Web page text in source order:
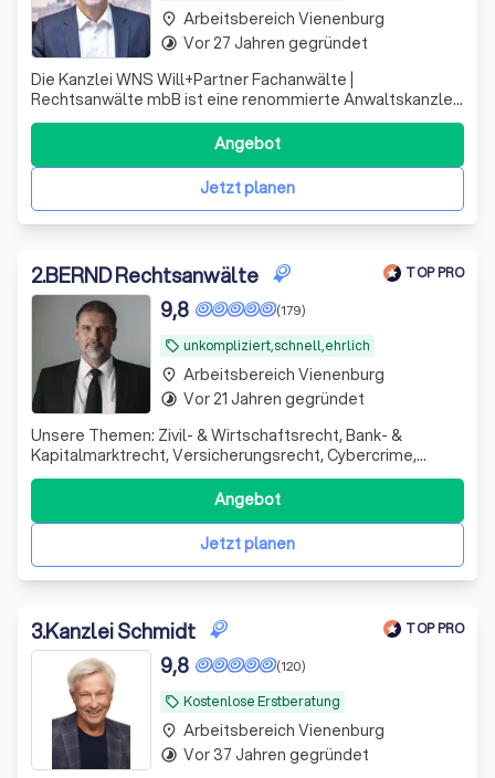
Die Kanzlei WNS Will+Partner Fachanwälte |
Rechtsanwälte mbB ist eine renommierte Anwaltskanzlei,
deren Berufsträger sich auf verschiedene Rechtsgebiete
spezialisiert haben, die sie zu Ihrem Nutzen bündeln.
Unsere erfahrenen Anwälte, Herr Andreas Will, Herr
Gordon Neumann und Herr Dr. Frank Andresen
Jetzt planen
Angebot
place Arbeitsbereich Vienenburg
timelapse Vor 27 Jahren gegründet
2.BERND Rechtsanwälte TOP PRO
local_offer unkompliziert,schnell,ehrlich
(179)
9,8
Unsere Themen: Zivil- & Wirtschaftsrecht, Bank- &
Kapitalmarktrecht, Versicherungsrecht, Cybercrime,
Wirtschaftsstrafrecht - - Unsere Arbeitsweise:
unkompliziert, offen, flexibel, vor Ort und digital - aber
konsequent und erfolgreich
Jetzt planen
Angebot
place Arbeitsbereich Vienenburg
timelapse Vor 21 Jahren gegründet
3.Kanzlei Schmidt TOP PRO
local_offer Kostenlose Erstberatung
(120)
9,8
place Arbeitsbereich Vienenburg
timelapse Vor 37 Jahren gegründet